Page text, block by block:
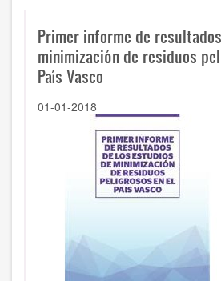
Primer informe de
minimización de residuos
País Vasco
01-01-2018